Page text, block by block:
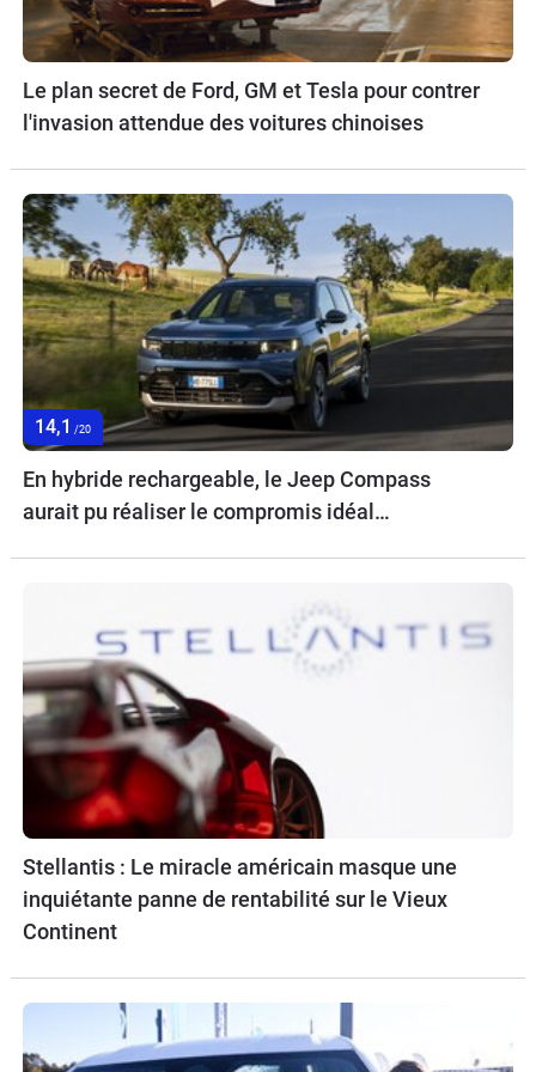
Le plan secret de Ford, GM et Tesla pour contrer
l'invasion attendue des voitures chinoises
14,1 /20
En hybride rechargeable, le Jeep Compass
aurait pu réaliser le compromis idéal…
Stellantis : Le miracle américain masque une
inquiétante panne de rentabilité sur le Vieux
Continent